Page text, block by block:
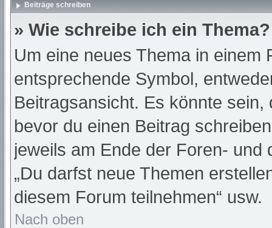
Beiträge schreiben
» Wie schreibe ich ein Thema?
Um eine neues Thema in
entsprechende Symbol,
Beitragsansicht. Es könnte
bevor du einen Beitrag
jeweils am Ende der Foren-
„Du darfst neue Themen
diesem Forum teilnehmen“ usw.
Nach oben